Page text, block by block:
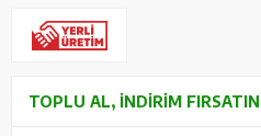
TOPLU AL, İNDIRIM